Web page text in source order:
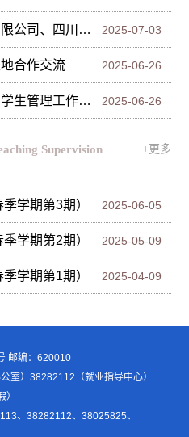
四川能投汇成培训管理有限公司、四川省商投产融投控有限公司到校交流座谈 2025-07-03
合作交流 2025-06-26
学校与多部门联合开展留学生管理工作交流座谈会 2025-06-26
Supervision +更多
学期第3期） 2025-06-05
学期第2期） 2025-05-09
学期第1期） 2025-04-09
邮编：620010
室）38282112（就业指导中心）
、38282112、38025825、